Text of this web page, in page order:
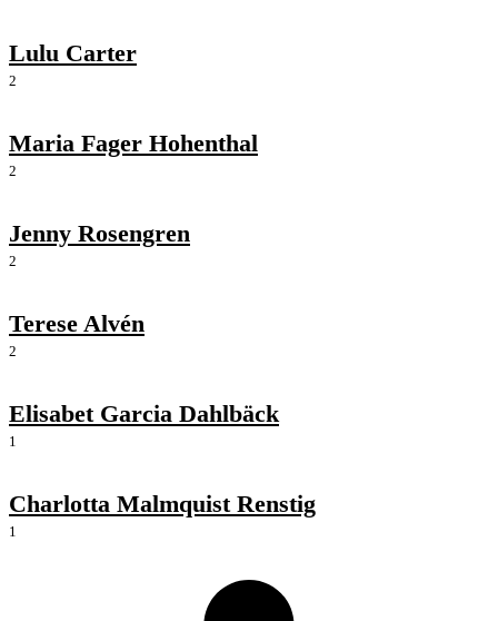
Lulu Carter
2
Maria Fager Hohenthal
2
Jenny Rosengren
2
Terese Alvén
2
Elisabet Garcia Dahlbäck
1
Charlotta Malmquist Renstig
1